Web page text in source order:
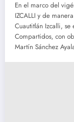
En el marco del
IZCALLI y de
Cuautitlán Izcalli, se
Compartidos, con
Martín Sánchez